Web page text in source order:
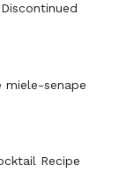
senape
Recipe